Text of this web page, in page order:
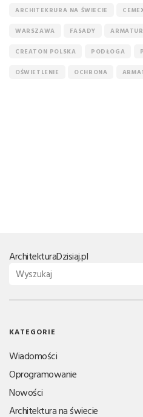
ARCHITEKRURA NA ŚWIECIE
WARSZAWA FASADY
CREATON POLSKA PODŁOGA
OŚWIETLENIE OCHRONA
ArchitekturaDzisiaj.pl
KATEGORIE
Wiadomości
Oprogramowanie
Nowości
Architektura na świecie